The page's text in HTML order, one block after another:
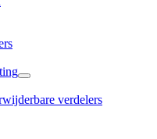
verdelers